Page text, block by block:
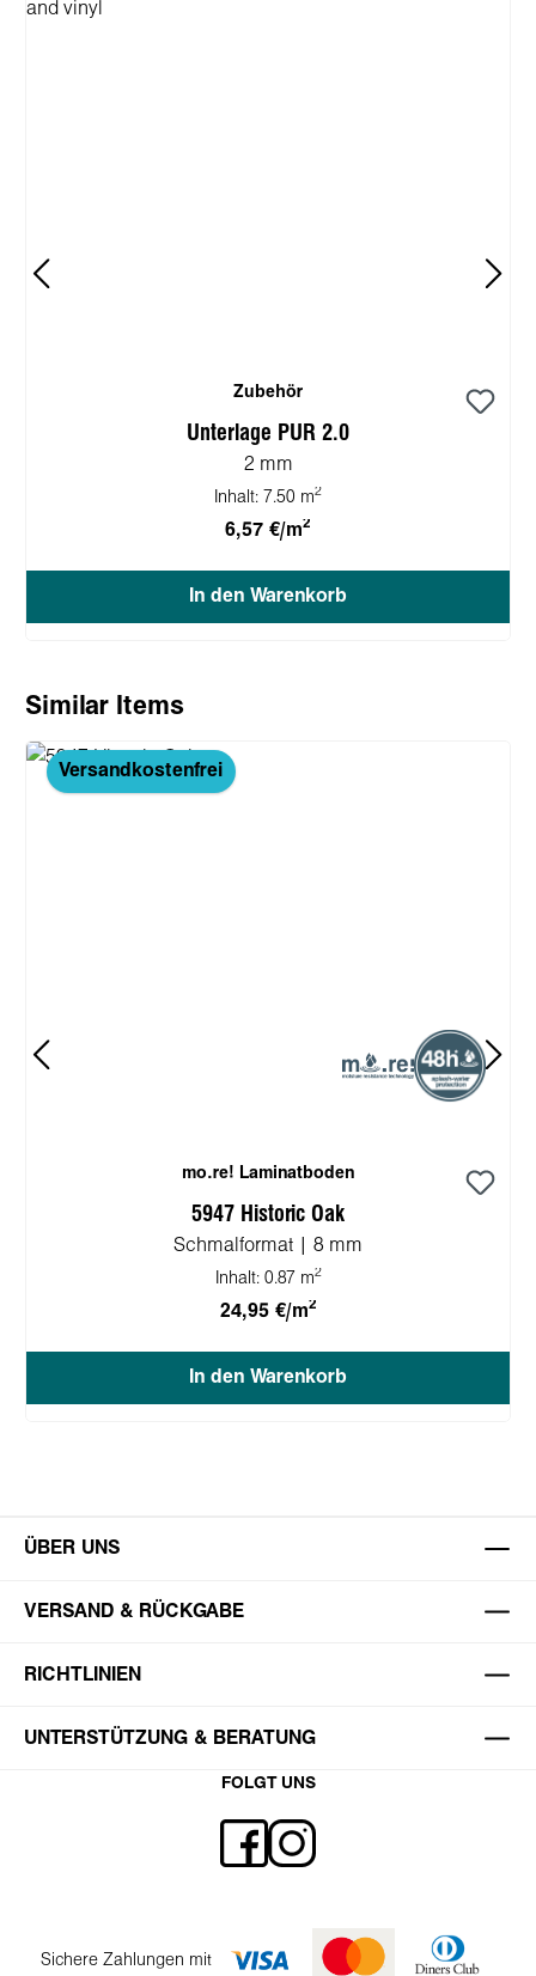
Zubehör
Unterlage PUR 2.0
2 mm
Inhalt: 7.50 m2
6,57 €/m2
In den Warenkorb
Produktgalerie überspringen
Similar Items
Versandkostenfrei
mo.re! Laminatboden
5947 Historic Oak
Schmalformat | 8 mm
Inhalt: 0.87 m2
24,95 €/m2
In den Warenkorb
ÜBER UNS
VERSAND & RÜCKGABE
RICHTLINIEN
UNTERSTÜTZUNG & BERATUNG
FOLGT UNS
Sichere Zahlungen mit